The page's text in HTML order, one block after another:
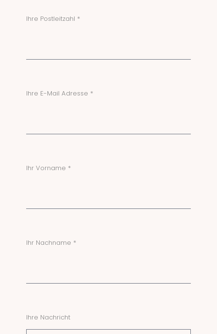
Ihre Postleitzahl *
Ihre E-Mail Adresse *
Ihr Vorname *
Ihr Nachname *
Ihre Nachricht